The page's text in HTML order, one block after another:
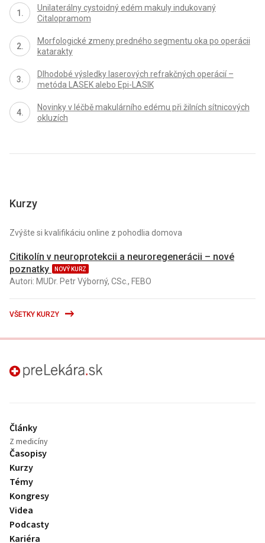
Unilaterálny cystoidný edém makuly indukovaný
Citalopramom
Morfologické zmeny predného segmentu oka po operácii
katarakty
Dlhodobé výsledky laserových refrakčných operácií –
metóda LASEK alebo Epi-LASIK
Novinky v léčbě makulárního edému při žilních sítnicových
okluzích
Kurzy
Zvýšte si kvalifikáciu online z pohodlia domova
Citikolín v neuroprotekcii a neuroregenerácii – nové
poznatky
NOVÝ KURZ
Autori: MUDr. Petr Výborný, CSc., FEBO
VŠETKY KURZY
preLekára.sk
Články
Z medicíny
Časopisy
Kurzy
Témy
Kongresy
Videa
Podcasty
Kariéra